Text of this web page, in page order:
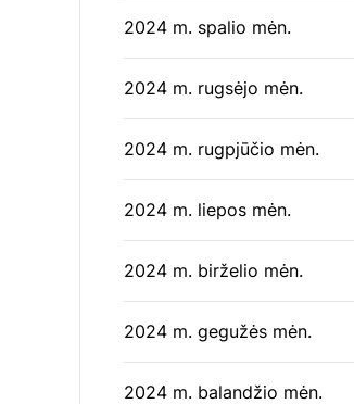
2024 m. spalio mėn.
2024 m. rugsėjo mėn.
2024 m. rugpjūčio mėn.
2024 m. liepos mėn.
2024 m. birželio mėn.
2024 m. gegužės mėn.
2024 m. balandžio mėn.